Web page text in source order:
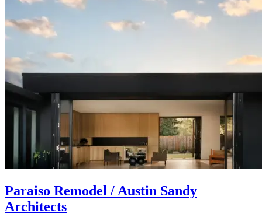
Paraiso Remodel / Austin Sandy
Architects